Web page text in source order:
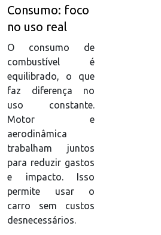
Consumo: foco
no uso real
O consumo de
combustível é
equilibrado, o que
faz diferença no
uso constante.
Motor e
aerodinâmica
trabalham juntos
para reduzir gastos
e impacto. Isso
permite usar o
carro sem custos
desnecessários.